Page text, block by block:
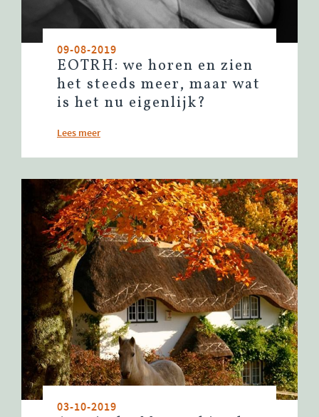
09-08-2019
EOTRH: we horen en zien
het steeds meer, maar wat
is het nu eigenlijk?
Lees meer
03-10-2019